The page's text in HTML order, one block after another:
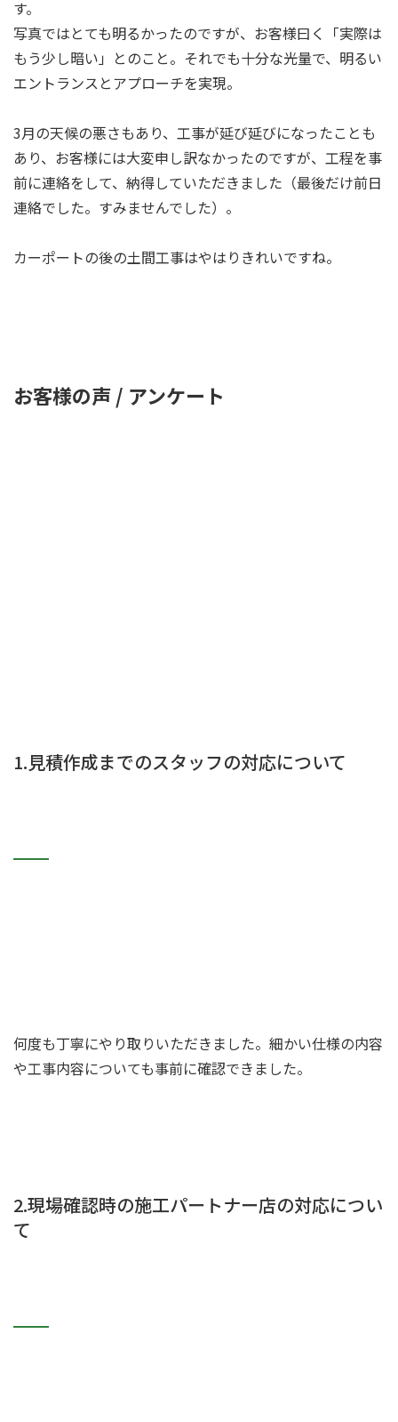
す。
写真ではとても明るかったのですが、お客様曰く「実際は
もう少し暗い」とのこと。それでも十分な光量で、明るい
エントランスとアプローチを実現。
3月の天候の悪さもあり、工事が延び延びになったことも
あり、お客様には大変申し訳なかったのですが、工程を事
前に連絡をして、納得していただきました（最後だけ前日
連絡でした。すみませんでした）。
カーポートの後の土間工事はやはりきれいですね。
お客様の声 / アンケート
1.見積作成までのスタッフの対応について
何度も丁寧にやり取りいただきました。細かい仕様の内容
や工事内容についても事前に確認できました。
2.現場確認時の施工パートナー店の対応につい
て